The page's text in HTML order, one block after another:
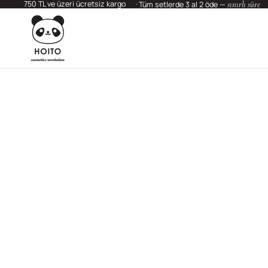
750 TL ve üzeri ücretsiz kargo Tüm setlerde 3 al 2 öde — sınırlı süre